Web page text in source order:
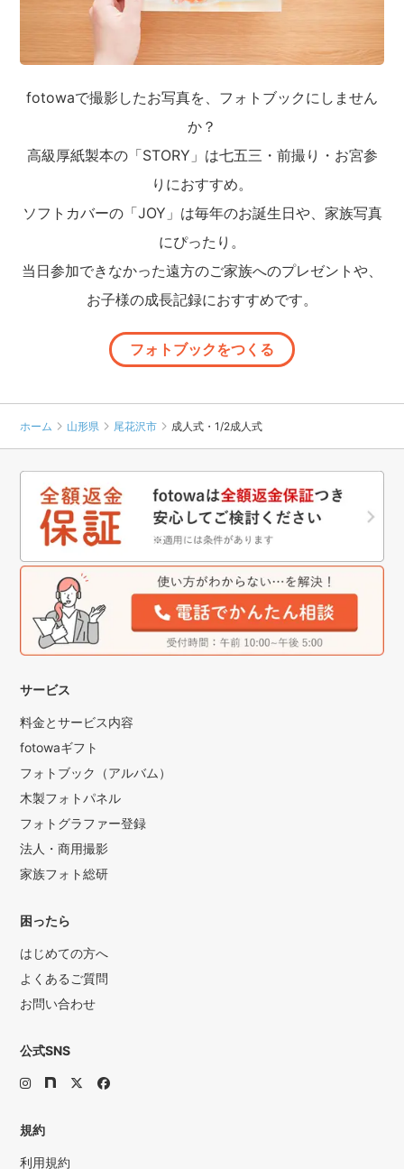
fotowaで撮影したお写真を、フォトブックにしません
か？
高級厚紙製本の「STORY」は七五三・前撮り・お宮参
りにおすすめ。
ソフトカバーの「JOY」は毎年のお誕生日や、家族写真
にぴったり。
当日参加できなかった遠方のご家族へのプレゼントや、
お子様の成長記録におすすめです。
フォトブックをつくる
ホーム 山形県 尾花沢市 成人式・1/2成人式
サービス
料金とサービス内容
fotowaギフト
フォトブック（アルバム）
木製フォトパネル
フォトグラファー登録
法人・商用撮影
家族フォト総研
困ったら
はじめての方へ
よくあるご質問
お問い合わせ
公式SNS
規約
利用規約